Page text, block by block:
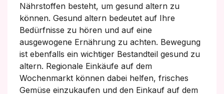
Nährstoffen besteht, um gesund altern zu
können. Gesund altern bedeutet auf Ihre
Bedürfnisse zu hören und auf eine
ausgewogene Ernährung zu achten. Bewegung
ist ebenfalls ein wichtiger Bestandteil gesund zu
altern. Regionale Einkäufe auf dem
Wochenmarkt können dabei helfen, frisches
Gemüse einzukaufen und den Einkauf auf dem